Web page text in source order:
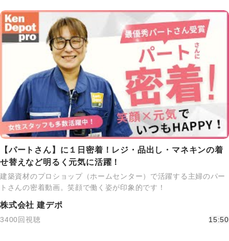
【パートさん】に１日密着！レジ・品出し・マネキンの着
せ替えなど明るく元気に活躍！
建築資材のプロショップ（ホームセンター）で活躍する主婦のパー
トさんの密着動画。笑顔で働く姿が印象的です！
株式会社 建デポ
3400回視聴 15:50